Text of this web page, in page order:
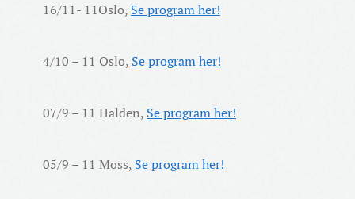
16/11- 11Oslo, Se program her!
4/10 – 11 Oslo, Se program her!
07/9 – 11 Halden, Se program her!
05/9 – 11 Moss, Se program her!